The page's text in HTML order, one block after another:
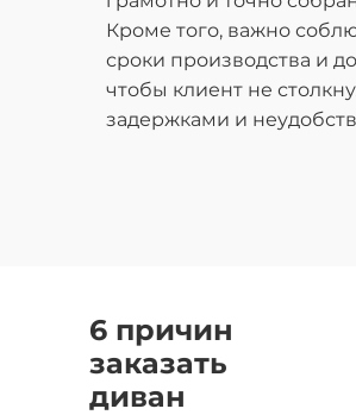
Кроме того, важно
сроки производства и
чтобы клиент не
задержками и
6 причин
заказать
диван